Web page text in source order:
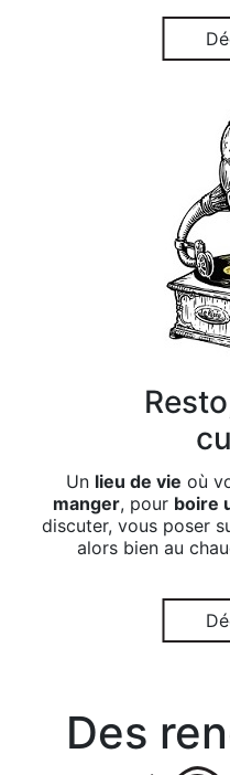
Un lieu de vie où
manger, pour boire
discuter, vous poser
alors bien au
Des